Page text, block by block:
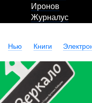
Иронов
Журналус
Нью Книги